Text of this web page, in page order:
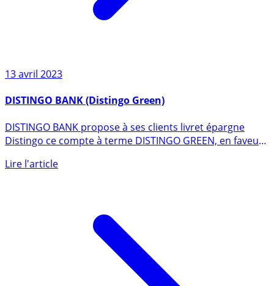
13 avril 2023
DISTINGO BANK (Distingo Green)
DISTINGO BANK propose à ses clients livret épargne
Distingo ce compte à terme DISTINGO GREEN, en faveur